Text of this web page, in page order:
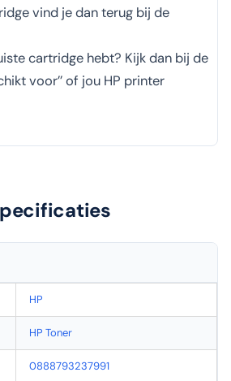
vind je dan terug bij de
cartridge hebt? Kijk dan bij de
voor’’ of jou HP printer
HP
HP Toner
0888793237991